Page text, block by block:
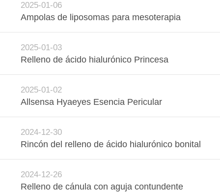
SOBRE
NOSOTROS
VIAJE
FÁBRICA
CONTROL
DE
CALIDAD
2025-01-06
Ampolas de liposomas para mesoterapia
2025-01-03
Relleno de ácido hialurónico Princesa
2025-01-02
Allsensa Hyaeyes Esencia Pericular
2024-12-30
Rincón del relleno de ácido hialurónico bonital
2024-12-26
Relleno de cánula con aguja contundente